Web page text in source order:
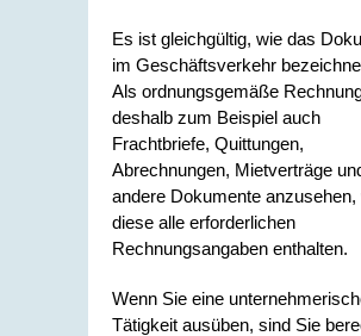
Es ist gleichgültig, wie das
im Geschäftsverkehr
Als ordnungsgemäße
deshalb zum Beispiel auch
Frachtbriefe, Quittungen,
Abrechnungen, Mietverträge
andere Dokumente anzusehen,
diese alle erforderlichen
Rechnungsangaben enthalten.
Wenn Sie eine
Tätigkeit ausüben, sind Sie